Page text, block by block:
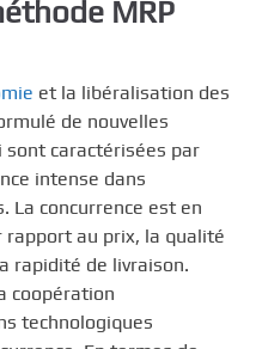
MRP
et la libéralisation des
de nouvelles
sont caractérisées par
intense dans
La concurrence est en
au prix, la qualité
rapidité de livraison.
coopération
technologiques